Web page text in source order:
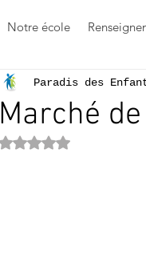
Notre école
Marché
Paradis des
Noté NaN étoiles